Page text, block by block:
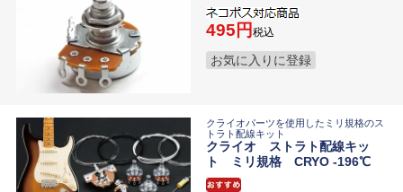
495 税込
お気に入りに登録
クライオパーツを使用したミリ規格のス
トラト配線キット
クライオ ストラト配線キッ
ト ミリ規格 CRYO -196℃